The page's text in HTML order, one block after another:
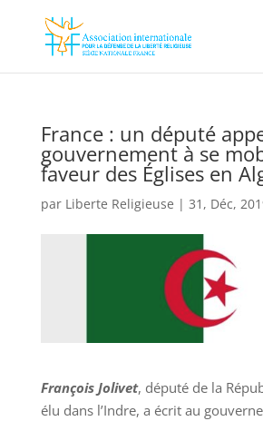
France : un député
gouvernement à se
faveur des Églises en
par Liberte Religieuse | 31, Déc,
François Jolivet, député de la
élu dans l’Indre, a écrit au